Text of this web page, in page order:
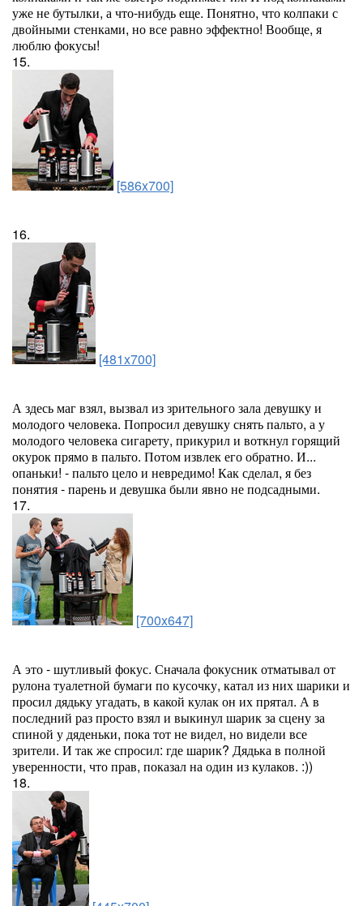
уже не бутылки, а что-нибудь еще. Понятно, что колпаки с
двойными стенками, но все равно эффектно! Вообще, я
люблю фокусы!
15.
[586x700]
16.
[481x700]
А здесь маг взял, вызвал из зрительного зала девушку и
молодого человека. Попросил девушку снять пальто, а у
молодого человека сигарету, прикурил и воткнул горящий
окурок прямо в пальто. Потом извлек его обратно. И...
опаньки! - пальто цело и невредимо! Как сделал, я без
понятия - парень и девушка были явно не подсадными.
17.
[700x647]
А это - шутливый фокус. Сначала фокусник отматывал от
рулона туалетной бумаги по кусочку, катал из них шарики и
просил дядьку угадать, в какой кулак он их прятал. А в
последний раз просто взял и выкинул шарик за сцену за
спиной у дяденьки, пока тот не видел, но видели все
зрители. И так же спросил: где шарик? Дядька в полной
уверенности, что прав, показал на один из кулаков. :))
18.